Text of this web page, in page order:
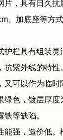
片，具有日久
、加底座等方
具有组装灵
抗紫外线的特
又可以作为临
绿色，镀层厚
等缺陷。
，造价低。